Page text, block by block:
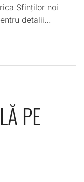
Sfinților noi
detalii…
PE